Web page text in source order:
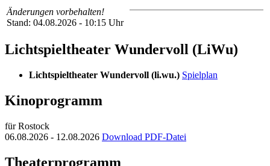
Änderungen vorbehalten!
Stand: 04.08.2026 - 10:15 Uhr
Lichtspieltheater Wundervoll (LiWu)
Lichtspieltheater Wundervoll (li.wu.) Spielplan
Kinoprogramm
für Rostock
06.08.2026 - 12.08.2026 Download PDF-Datei
Theaterprogramm